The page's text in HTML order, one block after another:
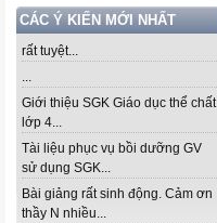
CÁC Ý KIẾN MỚI NHẤT
rất tuyệt...
...
Giới thiệu SGK Giáo dục thể chất
lớp 4...
Tài liệu phục vụ bồi dưỡng GV
sử dụng SGK...
Bài giảng rất sinh động. Cảm ơn
thầy N nhiều...